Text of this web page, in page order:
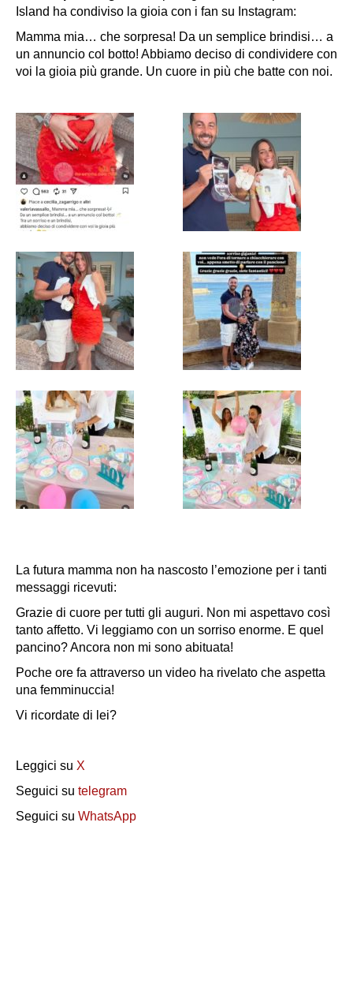
Island ha condiviso la gioia con i fan su Instagram:
Mamma mia… che sorpresa! Da un semplice brindisi… a
un annuncio col botto! Abbiamo deciso di condividere con
voi la gioia più grande. Un cuore in più che batte con noi.
La futura mamma non ha nascosto l’emozione per i tanti
messaggi ricevuti:
Grazie di cuore per tutti gli auguri. Non mi aspettavo così
tanto affetto. Vi leggiamo con un sorriso enorme. E quel
pancino? Ancora non mi sono abituata!
Poche ore fa attraverso un video ha rivelato che aspetta
una femminuccia!
Vi ricordate di lei?
Leggici su X
Seguici su telegram
Seguici su WhatsApp